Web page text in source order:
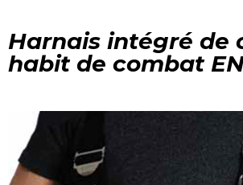
Harnais intégré de
habit de combat